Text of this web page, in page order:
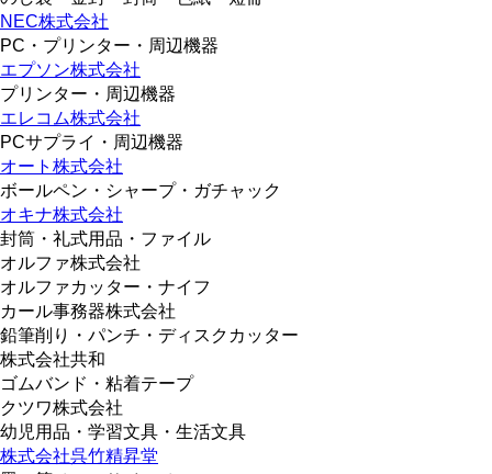
NEC株式会社
PC・プリンター・周辺機器
エプソン株式会社
プリンター・周辺機器
エレコム株式会社
PCサプライ・周辺機器
オート株式会社
ボールペン・シャープ・ガチャック
オキナ株式会社
封筒・礼式用品・ファイル
オルファ株式会社
オルファカッター・ナイフ
カール事務器株式会社
鉛筆削り・パンチ・ディスクカッター
株式会社共和
ゴムバンド・粘着テープ
クツワ株式会社
幼児用品・学習文具・生活文具
株式会社呉竹精昇堂